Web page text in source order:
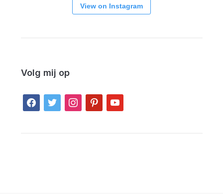
View on Instagram
Volg mij op
facebook
twitter instagrampinterestyoutube